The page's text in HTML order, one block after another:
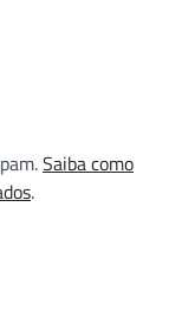
Saiba como
.